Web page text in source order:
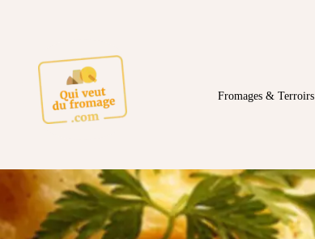
Fromages & Terroirs